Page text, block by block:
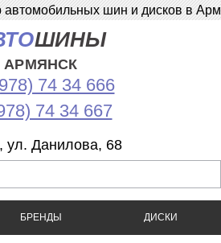
шин и дисков в
ШИНЫ
АРМЯНСК
74 34 666
74 34 667
ул. Данилова, 68
БРЕНДЫ ДИСКИ